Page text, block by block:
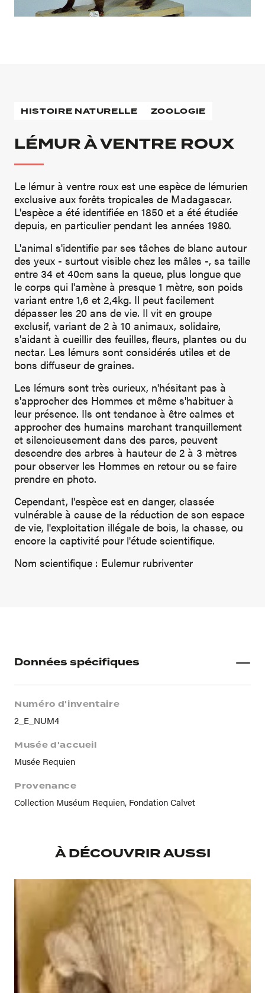
HISTOIRE NATURELLE ZOOLOGIE
LÉMUR À VENTRE ROUX
Le lémur à ventre roux est une espèce de lémurien
exclusive aux forêts tropicales de Madagascar.
L'espèce a été identifiée en 1850 et a été étudiée
depuis, en particulier pendant les années 1980.
L'animal s'identifie par ses tâches de blanc autour
des yeux - surtout visible chez les mâles -, sa taille
entre 34 et 40cm sans la queue, plus longue que
le corps qui l'amène à presque 1 mètre, son poids
variant entre 1,6 et 2,4kg. Il peut facilement
dépasser les 20 ans de vie. Il vit en groupe
exclusif, variant de 2 à 10 animaux, solidaire,
s'aidant à cueillir des feuilles, fleurs, plantes ou du
nectar. Les lémurs sont considérés utiles et de
bons diffuseur de graines.
Les lémurs sont très curieux, n'hésitant pas à
s'approcher des Hommes et même s'habituer à
leur présence. Ils ont tendance à être calmes et
approcher des humains marchant tranquillement
et silencieusement dans des parcs, peuvent
descendre des arbres à hauteur de 2 à 3 mètres
pour observer les Hommes en retour ou se faire
prendre en photo.
Cependant, l'espèce est en danger, classée
vulnérable à cause de la réduction de son espace
de vie, l'exploitation illégale de bois, la chasse, ou
encore la captivité pour l'étude scientifique.
Nom scientifique : Eulemur rubriventer
Données spécifiques
Numéro d'inventaire
2_E_NUM4
Musée d'accueil
Musée Requien
Provenance
Collection Muséum Requien, Fondation Calvet
À DÉCOUVRIR AUSSI